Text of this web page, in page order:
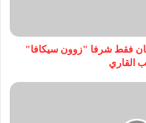
فقط شرفا "زوون سيكافا"
القاري